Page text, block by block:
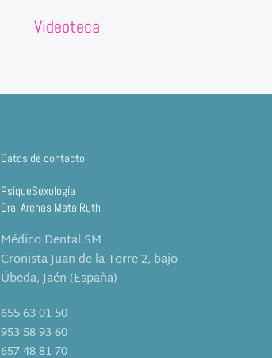
Videoteca
Datos de contacto
PsiqueSexología
Dra. Arenas Mata Ruth
Médico Dental SM
Cronista Juan de la Torre 2, bajo
Úbeda, Jaén (España)
655 63 01 50
953 58 93 60
657 48 81 70